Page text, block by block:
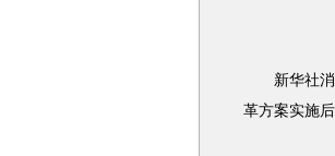
新华社消
革方案实施